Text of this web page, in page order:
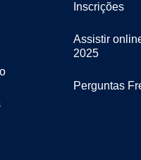
Inscrições
Assistir
2025
Perguntas